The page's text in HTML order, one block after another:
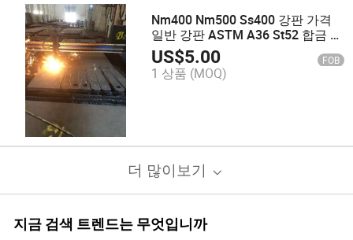
Nm400 Nm500 Ss400 강판 가격
일반 강판 ASTM A36 St52 합금 강
판
US$5.00 FOB
1 상품 (MOQ)
더 많이보기
지금 검색 트렌드는 무엇입니까